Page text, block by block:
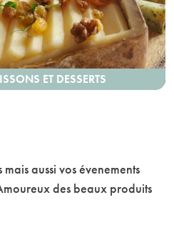
ET DESSERTS
aussi vos évenements
des beaux produits